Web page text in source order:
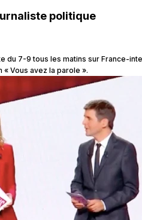
politique
du 7-9 tous les matins sur France-
« Vous avez la parole ».